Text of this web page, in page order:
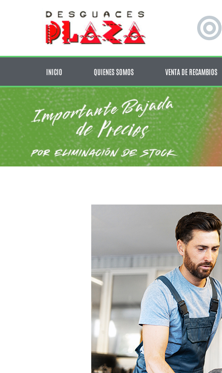
INICIO QUIENES SOMOS VENTA DE RECAMBIOS